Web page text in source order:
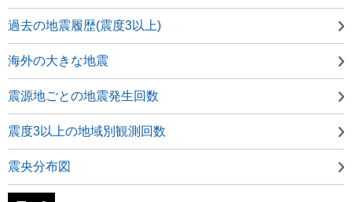
過去の地震履歴(震度3以上)
海外の大きな地震
震源地ごとの地震発生回数
震度3以上の地域別観測回数
震央分布図